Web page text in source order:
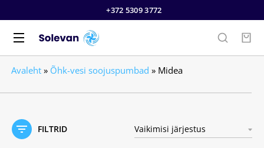
+372 5309 3772
Avaleht » Õhk-vesi soojuspumbad » Midea
FILTRID